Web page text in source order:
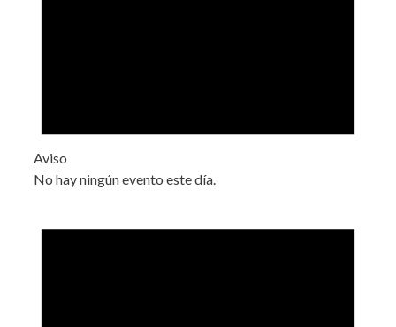
Aviso
No hay ningún evento este día.